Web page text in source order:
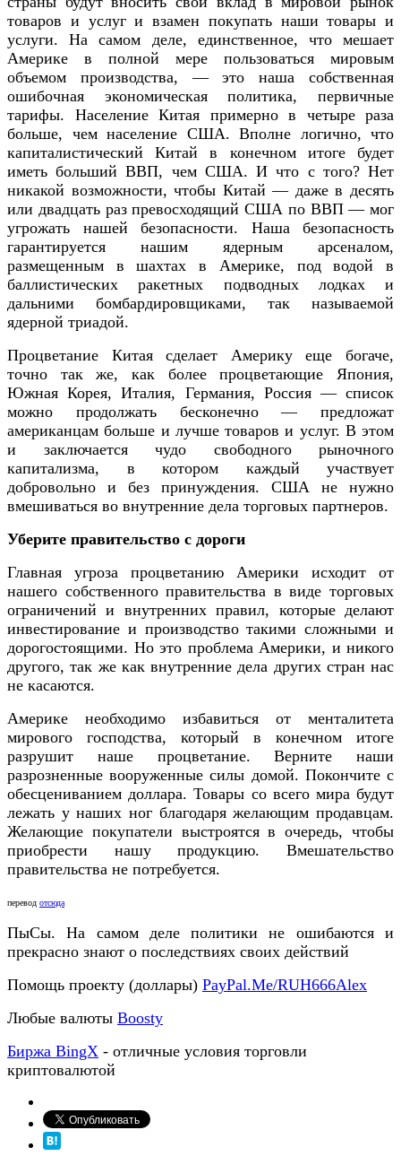
товаров и услуг и взамен покупать наши товары и
услуги. На самом деле, единственное, что мешает
Америке в полной мере пользоваться мировым
объемом производства, — это наша собственная
ошибочная экономическая политика, первичные
тарифы. Население Китая примерно в четыре раза
больше, чем население США. Вполне логично, что
капиталистический Китай в конечном итоге будет
иметь больший ВВП, чем США. И что с того? Нет
никакой возможности, чтобы Китай — даже в десять
или двадцать раз превосходящий США по ВВП — мог
угрожать нашей безопасности. Наша безопасность
гарантируется нашим ядерным арсеналом,
размещенным в шахтах в Америке, под водой в
баллистических ракетных подводных лодках и
дальними бомбардировщиками, так называемой
ядерной триадой.
Процветание Китая сделает Америку еще богаче,
точно так же, как более процветающие Япония,
Южная Корея, Италия, Германия, Россия — список
можно продолжать бесконечно — предложат
американцам больше и лучше товаров и услуг. В этом
и заключается чудо свободного рыночного
капитализма, в котором каждый участвует
добровольно и без принуждения. США не нужно
вмешиваться во внутренние дела торговых партнеров.
Уберите правительство с дороги
Главная угроза процветанию Америки исходит от
нашего собственного правительства в виде торговых
ограничений и внутренних правил, которые делают
инвестирование и производство такими сложными и
дорогостоящими. Но это проблема Америки, и никого
другого, так же как внутренние дела других стран нас
не касаются.
Америке необходимо избавиться от менталитета
мирового господства, который в конечном итоге
разрушит наше процветание. Верните наши
разрозненные вооруженные силы домой. Покончите с
обесцениванием доллара. Товары со всего мира будут
лежать у наших ног благодаря желающим продавцам.
Желающие покупатели выстроятся в очередь, чтобы
приобрести нашу продукцию. Вмешательство
правительства не потребуется.
перевод отсюда
ПыСы. На самом деле политики не ошибаются и
прекрасно знают о последствиях своих действий
Помощь проекту (доллары) PayPal.Me/RUH666Alex
Любые валюты Boosty
Биржа BingX - отличные условия торговли
криптовалютой